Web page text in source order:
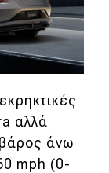
αλλά
άνω
mph (0-